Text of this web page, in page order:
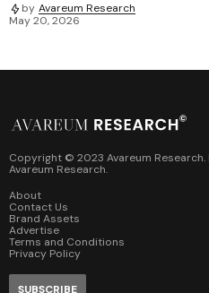
by Avareum Research
May 20, 2026
Copyright © 2023 Avareum Research.
Avareum Research.
About
Contact Us
Brand Assets
Advertise
Terms and Conditions
Privacy Policy
SUBSCRIBE